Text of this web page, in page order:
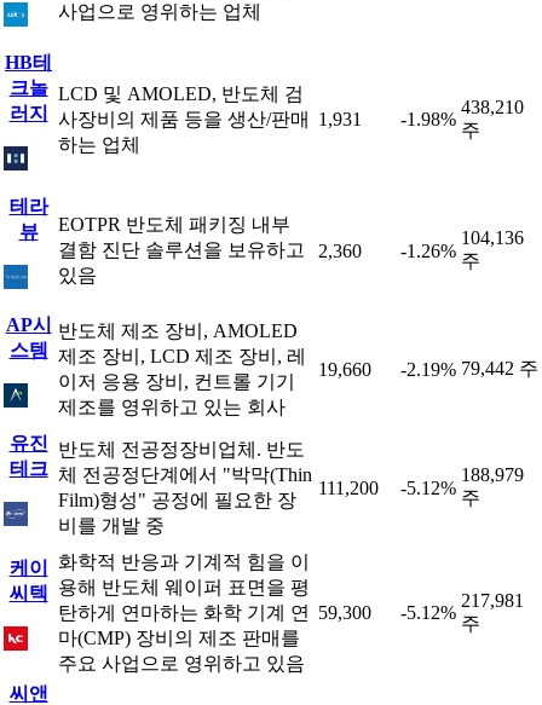
사업으로 영위하는 업체
HB테
크놀
러지
LCD 및 AMOLED, 반도체 검
사장비의 제품 등을 생산/판매
하는 업체
1,931 -1.98%
438,210
주
테라
뷰
EOTPR 반도체 패키징 내부
결함 진단 솔루션을 보유하고
있음
2,360 -1.26%
104,136
주
AP시
스템
반도체 제조 장비, AMOLED
제조 장비, LCD 제조 장비, 레
이저 응용 장비, 컨트롤 기기
제조를 영위하고 있는 회사
19,660 -2.19% 79,442 주
유진
테크
반도체 전공정장비업체. 반도
체 전공정단계에서 "박막(Thin
Film)형성" 공정에 필요한 장
비를 개발 중
111,200 -5.12%
188,979
주
케이
씨텍
화학적 반응과 기계적 힘을 이
용해 반도체 웨이퍼 표면을 평
탄하게 연마하는 화학 기계 연
마(CMP) 장비의 제조 판매를
주요 사업으로 영위하고 있음
59,300 -5.12%
217,981
주
씨앤